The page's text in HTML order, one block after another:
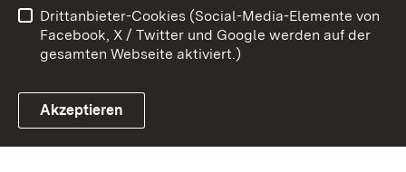
Link zum Landesportal
Impressum
Cookies
Drittanbieter-Cookies (Social-Media-Elemente von
Facebook, X / Twitter und Google werden auf der
gesamten Webseite aktiviert.)
Akzeptieren